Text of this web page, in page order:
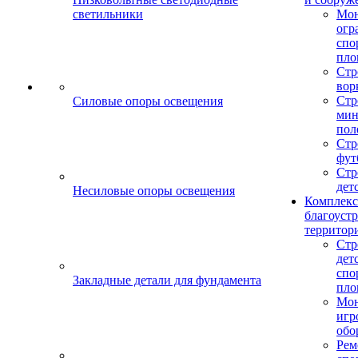
светильники
Силовые опоры освещения
Несиловые опоры освещения
Закладные детали для фундамента